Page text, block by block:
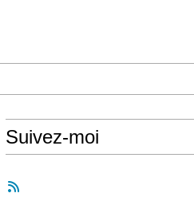
Suivez-moi